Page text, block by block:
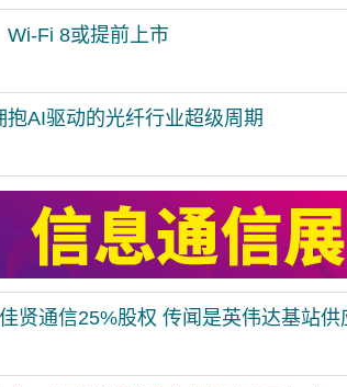
Wi-Fi 8或提前上市
AI驱动的光纤行业超级周期
贤通信25%股权 传闻是英伟达基站供